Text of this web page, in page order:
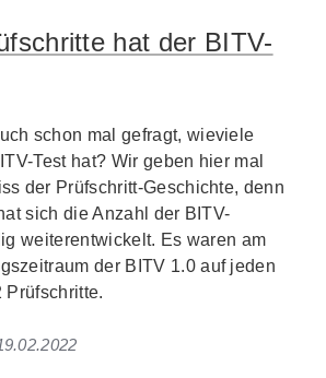
hat der BITV-
schon mal gefragt, wieviele
Test hat? Wir geben hier mal
der Prüfschritt-Geschichte, denn
sich die Anzahl der BITV-
weiterentwickelt. Es waren am
der BITV 1.0 auf jeden
Prüfschritte.